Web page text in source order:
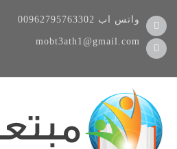
00962795763302 واتس اب
mobt3ath1@gmail.com